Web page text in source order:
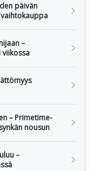
päivän
–
viikossa
– Primetime-
nousun
–